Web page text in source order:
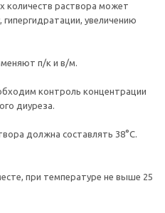
количеств раствора может
увеличению
п/к и в/м.
контроль концентрации
диуреза.
должна составлять 38°С.
при температуре не выше 25